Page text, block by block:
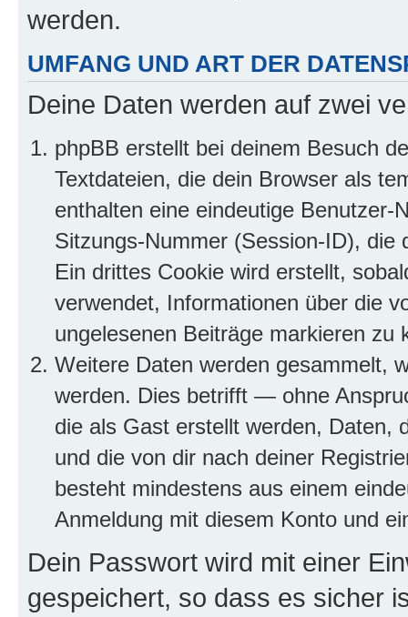
werden.
UMFANG UND ART DER
Deine Daten werden auf zwei
phpBB erstellt bei deinem Besuch
Textdateien, die dein Browser als
enthalten eine eindeutige
Sitzungs-Nummer (Session-ID), die
Ein drittes Cookie wird erstellt,
verwendet, Informationen über die
ungelesenen Beiträge markieren zu
Weitere Daten werden gesammelt,
werden. Dies betrifft — ohne
die als Gast erstellt werden, Daten,
und die von dir nach deiner
besteht mindestens aus einem
Anmeldung mit diesem Konto und
Dein Passwort wird mit einer
gespeichert, so dass es sicher